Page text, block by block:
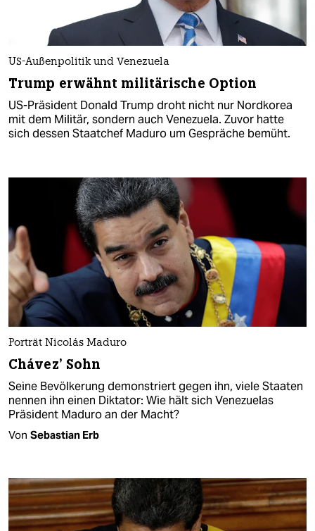
US-Außenpolitik und Venezuela
Trump erwähnt militärische Option
US-Präsident Donald Trump droht nicht nur Nordkorea
mit dem Militär, sondern auch Venezuela. Zuvor hatte
sich dessen Staatchef Maduro um Gespräche bemüht.
Porträt Nicolás Maduro
Chávez’ Sohn
Seine Bevölkerung demonstriert gegen ihn, viele Staaten
nennen ihn einen Diktator: Wie hält sich Venezuelas
Präsident Maduro an der Macht?
Von Sebastian Erb